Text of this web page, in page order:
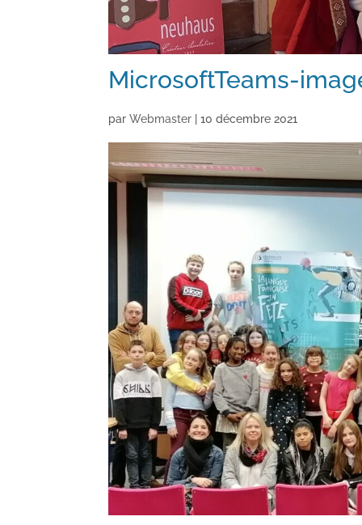
MicrosoftTeams-
parWebmaster |10 décembre 2021